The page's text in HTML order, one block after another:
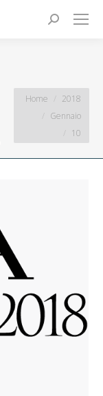
Search:
You are here:
Home
2018
Gennaio
10